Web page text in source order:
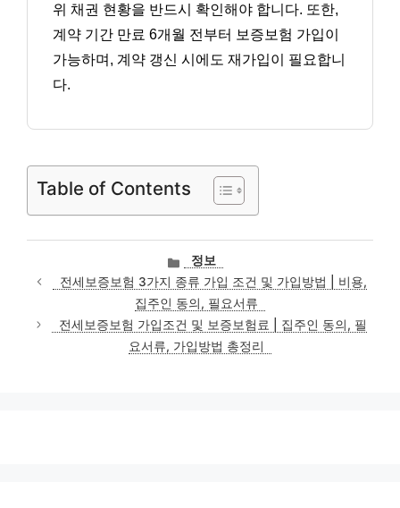
위 채권 현황을 반드시 확인해야 합니다. 또한,
계약 기간 만료 6개월 전부터 보증보험 가입이
가능하며, 계약 갱신 시에도 재가입이 필요합니
다.
Table of Contents
카
테
고
리
정보
전세보증보험 3가지 종류 가입 조건 및 가입방법 | 비용,
집주인 동의, 필요서류
전세보증보험 가입조건 및 보증보험료 | 집주인 동의, 필
요서류, 가입방법 총정리